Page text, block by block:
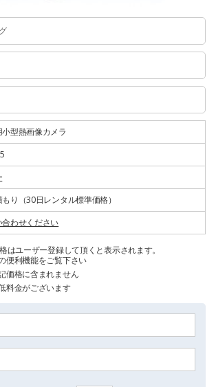
型熱画像カメラ
り（30日レンタル標準価格）
合わせください
はユーザー登録して頂くと表示されます。
便利機能をご覧下さい
価格に含まれません
料金がございます